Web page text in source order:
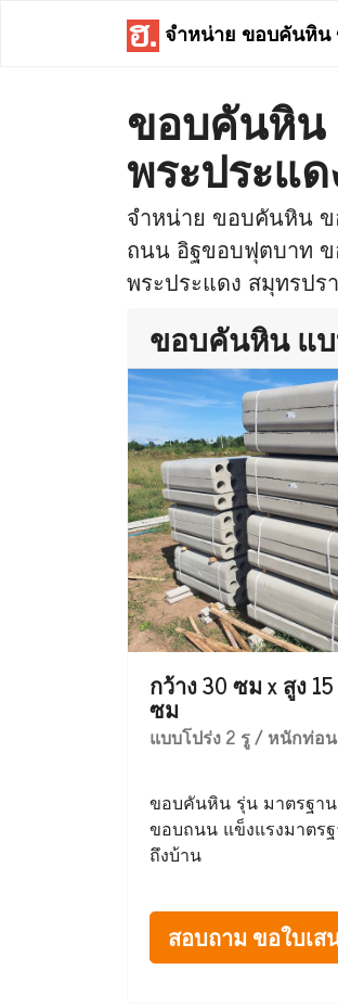
จำหน่าย ขอบคันหิน
ขอบคันหิน
พระประแ
จำหน่าย ขอบคันหิน ข
ถนน อิฐขอบฟุตบาท
พระประแดง สมุทรปร
ขอบคันหิน แ
กว้าง 30 ซม x สูง
ซม
แบบโปร่ง 2 รู / หนักท่อ
ขอบคันหิน รุ่น มาตรฐา
ขอบถนน แข็งแรงมาตรฐ
ถึงบ้าน
สอบถาม ขอใบเส